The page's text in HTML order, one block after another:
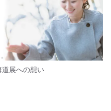
展への想い